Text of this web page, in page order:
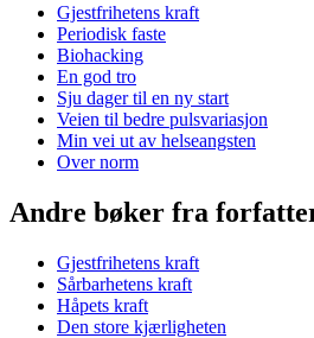
Gjestfrihetens kraft
Periodisk faste
Biohacking
En god tro
Sju dager til en ny start
Veien til bedre pulsvariasjon
Min vei ut av helseangsten
Over norm
Andre bøker fra
Gjestfrihetens kraft
Sårbarhetens kraft
Håpets kraft
Den store kjærligheten